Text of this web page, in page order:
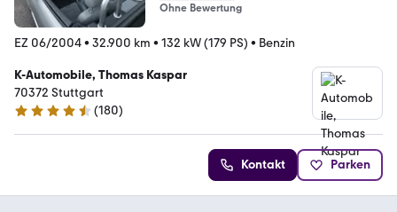
Ohne Bewertung
EZ 06/2004• 32.900 km • 132 kW (179 PS) • Benzin
K-Automobile, Thomas Kaspar
70372 Stuttgart
4.6 Sterne
(180)
Kontakt Parken